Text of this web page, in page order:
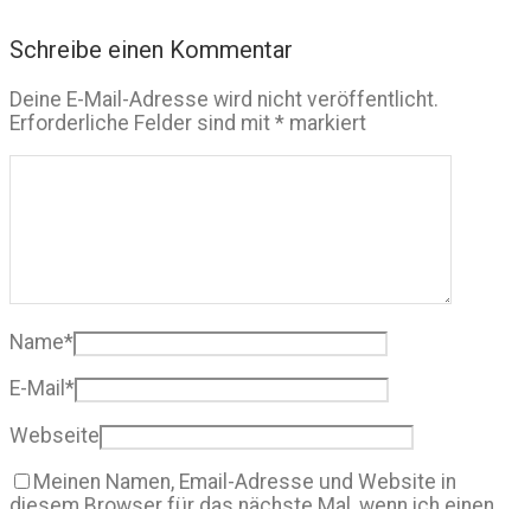
Schreibe einen Kommentar
Deine E-Mail-Adresse wird nicht veröffentlicht.
Erforderliche Felder sind mit * markiert
Name*
E-Mail *
Webseite
Meinen Namen, Email-Adresse und Website in